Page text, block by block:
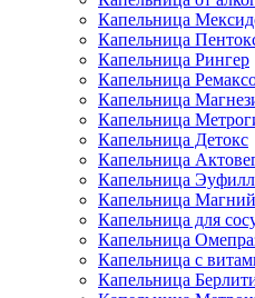
Капельница
Капельница
Капельница Рингер
Капельница
Капельница
Капельница
Капельница Детокс
Капельница
Капельница
Капельница Магний
Капельница для
Капельница
Капельница с
Капельница